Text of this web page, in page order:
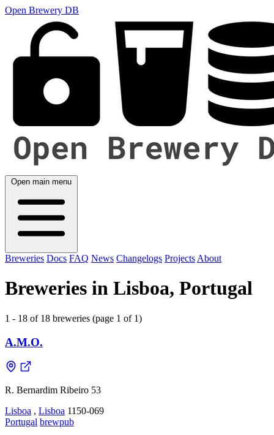
Open Brewery DB
Open main menu
Breweries Docs FAQ News Changelogs Projects About
Breweries in Lisboa, Portugal
1 - 18 of 18 breweries (page 1 of 1)
A.M.O.
R. Bernardim Ribeiro 53
Lisboa , Lisboa 1150-069
Portugal brewpub